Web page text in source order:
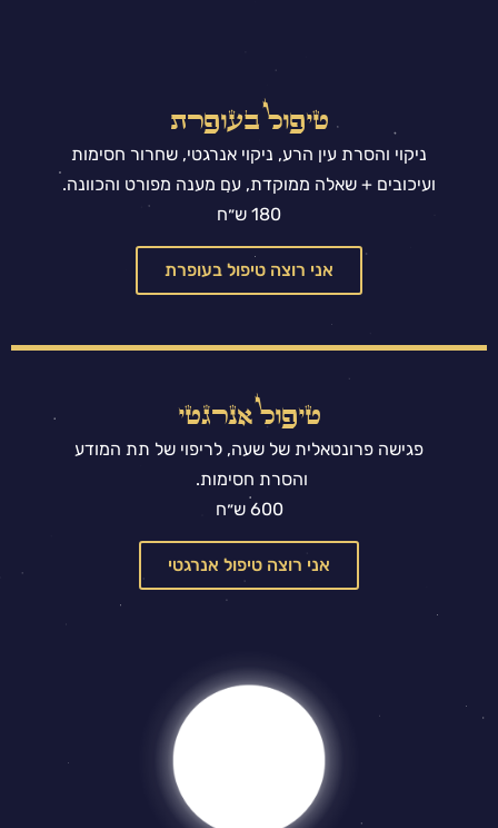
טיפול בעופרת
ניקוי והסרת עין הרע, ניקוי אנרגטי, שחרור חסימות
ועיכובים + שאלה ממוקדת, עם מענה מפורט והכוונה.
180 ש״ח
אני רוצה טיפול בעופרת
טיפול אנרגטי
פגישה פרונטאלית של שעה, לריפוי של תת המודע
והסרת חסימות.
600 ש״ח
אני רוצה טיפול אנרגטי